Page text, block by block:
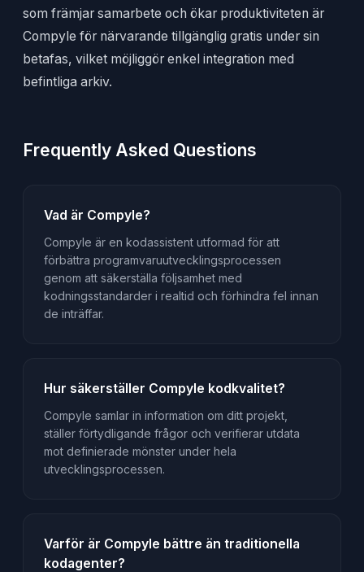
som främjar samarbete och ökar produktiviteten är
Compyle för närvarande tillgänglig gratis under sin
betafas, vilket möjliggör enkel integration med
befintliga arkiv.
Frequently Asked Questions
Vad är Compyle?
Compyle är en kodassistent utformad för att
förbättra programvaruutvecklingsprocessen
genom att säkerställa följsamhet med
kodningsstandarder i realtid och förhindra fel innan
de inträffar.
Hur säkerställer Compyle kodkvalitet?
Compyle samlar in information om ditt projekt,
ställer förtydligande frågor och verifierar utdata
mot definierade mönster under hela
utvecklingsprocessen.
Varför är Compyle bättre än traditionella
kodagenter?